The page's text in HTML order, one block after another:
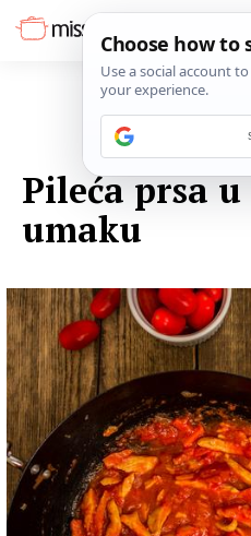
Pileća prsa
umaku